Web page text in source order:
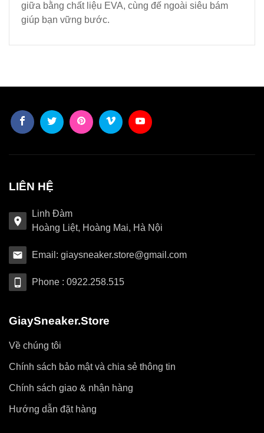
giữa bằng chất liệu EVA, cùng đế ngoài siêu bám
giúp bạn vững bước.
LIÊN HỆ
Linh Đàm
Hoàng Liệt, Hoàng Mai, Hà Nội
Email: giaysneaker.store@gmail.com
Phone : 0922.258.515
GiaySneaker.Store
Về chúng tôi
Chính sách bảo mật và chia sẻ thông tin
Chính sách giao & nhận hàng
Hướng dẫn đặt hàng